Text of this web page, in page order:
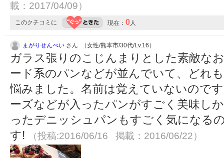
載：2017/04/09）
このクチコミに 現在： 0人
まがりせんべい さん （女性/熊本市/30代/Lv.16）
ガラス張りのこじんまりとした素敵な
ード系のパンなどが並んでいて、どれ
悩みました。名前は覚えていないので
ーズなどが入ったパンがすごく美味し
ったデニッシュパンもすごく気になる
す!
（投稿:2016/06/16 掲載：2016/06/22）